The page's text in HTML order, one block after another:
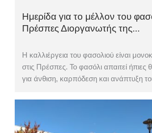
Ημερίδα για το μέλλον του
Πρέσπες Διοργανωτής της...
Η καλλιέργεια του φασολιού είναι
στις Πρέσπες. Το φασόλι απαιτεί ήπιες
για άνθιση, καρπόδεση και ανάπτυξη